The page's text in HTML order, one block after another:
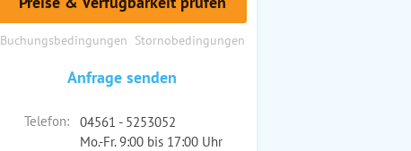
Buchungsbedingungen Stornobedingungen
Anfrage senden
Telefon:
04561 - 5253052
Mo.-Fr. 9:00 bis 17:00 Uhr